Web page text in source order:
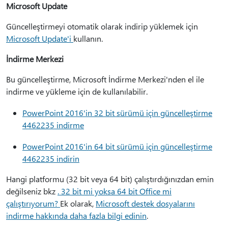
Microsoft Update
Güncelleştirmeyi otomatik olarak indirip yüklemek için
Microsoft Update'i kullanın.
İndirme Merkezi
Bu güncelleştirme, Microsoft İndirme Merkezi'nden el ile
indirme ve yükleme için de kullanılabilir.
PowerPoint 2016'in 32 bit sürümü için güncelleştirme
4462235 indirme
PowerPoint 2016'in 64 bit sürümü için güncelleştirme
4462235 indirin
Hangi platformu (32 bit veya 64 bit) çalıştırdığınızdan emin
değilseniz bkz . 32 bit mi yoksa 64 bit Office mi
çalıştırıyorum? Ek olarak, Microsoft destek dosyalarını
indirme hakkında daha fazla bilgi edinin.